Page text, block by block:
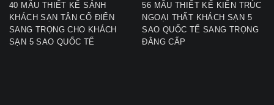
40 MẪU THIẾT KẾ SẢNH
KHÁCH SẠN TÂN CỔ ĐIỂN
SANG TRỌNG CHO KHÁCH
SẠN 5 SAO QUỐC TẾ
56 MẪU THIẾT KẾ KIẾN TRÚC
NGOẠI THẤT KHÁCH SẠN 5
SAO QUỐC TẾ SANG TRỌNG
ĐẲNG CẤP